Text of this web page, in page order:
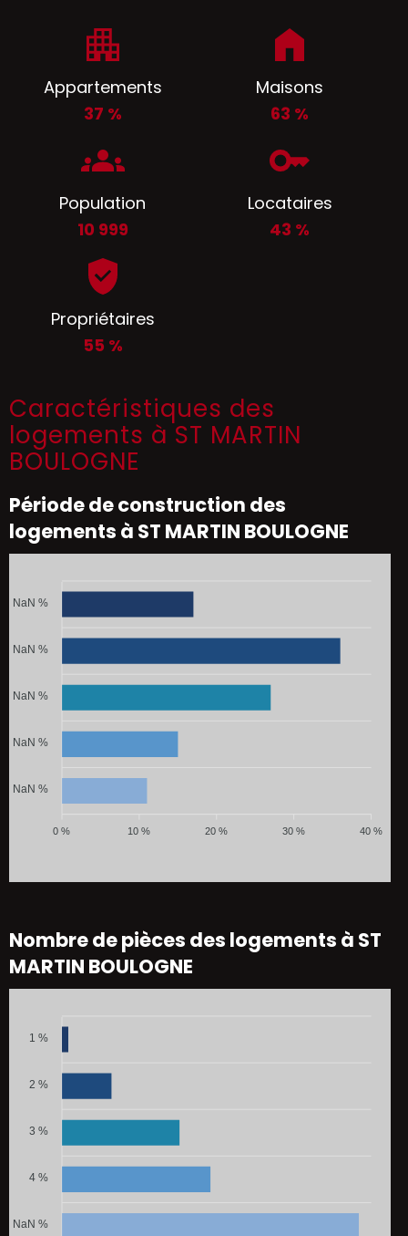
Appartements
37 %
Maisons
63 %
Population
10 999
Locataires
43 %
Propriétaires
55 %
Caractéristiques des
logements à ST MARTIN
BOULOGNE
Période de construction des
logements à ST MARTIN BOULOGNE
NaN %
NaN %
NaN %
NaN %
NaN %
40 %
30 %
20 %
10 %
0 %
Nombre de pièces des logements à ST
MARTIN BOULOGNE
1 %
2 %
3 %
4 %
NaN %